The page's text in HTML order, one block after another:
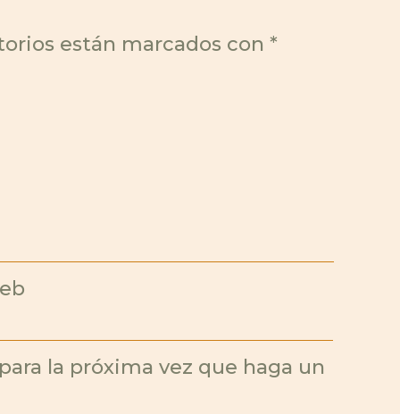
están marcados con *
la próxima vez que haga un